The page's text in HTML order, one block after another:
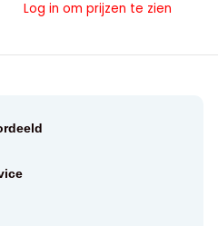
Log in om prijzen te zien